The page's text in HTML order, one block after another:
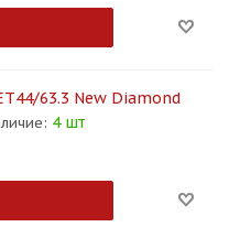
63.3 New Diamond
4 шт